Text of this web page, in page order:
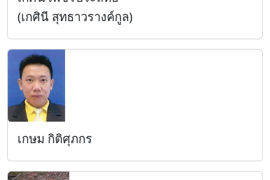
(เกศินี สุทธาวรางค์กูล)
เกษม กิติศุภกร